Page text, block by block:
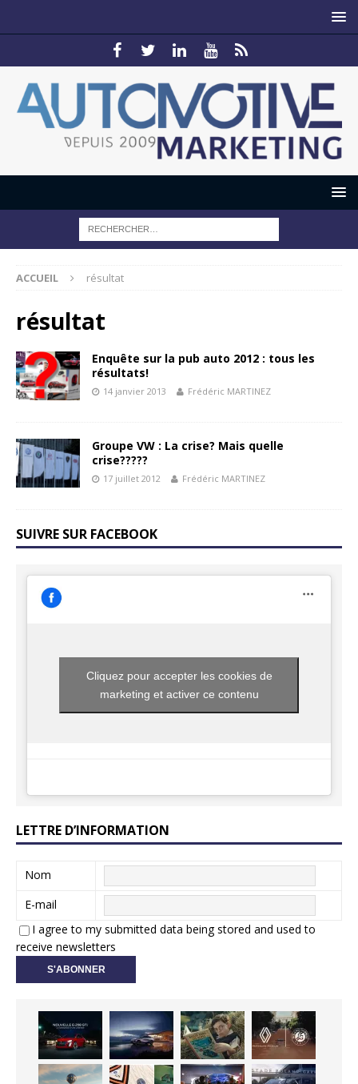
ACCUEIL résultat
résultat
Enquête sur la pub auto 2012 : tous les
résultats!
14 janvier 2013 Frédéric MARTINEZ
Groupe VW : La crise? Mais quelle
crise?????
17 juillet 2012 Frédéric MARTINEZ
SUIVRE SUR FACEBOOK
Cliquez pour accepter les cookies de
marketing et activer ce contenu
LETTRE D’INFORMATION
Nom
E-mail
I agree to my submitted data being stored and used to
receive newsletters